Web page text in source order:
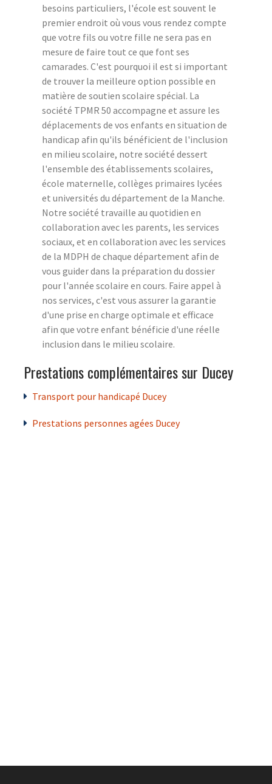
besoins particuliers, l'école est souvent le
premier endroit où vous vous rendez compte
que votre fils ou votre fille ne sera pas en
mesure de faire tout ce que font ses
camarades. C'est pourquoi il est si important
de trouver la meilleure option possible en
matière de soutien scolaire spécial. La
société TPMR 50 accompagne et assure les
déplacements de vos enfants en situation de
handicap afin qu'ils bénéficient de l'inclusion
en milieu scolaire, notre société dessert
l'ensemble des établissements scolaires,
école maternelle, collèges primaires lycées
et universités du département de la Manche.
Notre société travaille au quotidien en
collaboration avec les parents, les services
sociaux, et en collaboration avec les services
de la MDPH de chaque département afin de
vous guider dans la préparation du dossier
pour l'année scolaire en cours. Faire appel à
nos services, c'est vous assurer la garantie
d'une prise en charge optimale et efficace
afin que votre enfant bénéficie d'une réelle
inclusion dans le milieu scolaire.
Prestations complémentaires sur Ducey
Transport pour handicapé Ducey
Prestations personnes agées Ducey